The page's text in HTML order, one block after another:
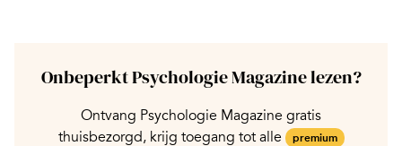
Onbeperkt Psychologie Magazine lezen?
Ontvang Psychologie Magazine gratis
thuisbezorgd, krijg toegang tot alle
premium